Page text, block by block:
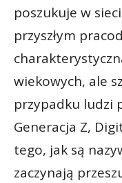
poszukuje w
przyszłym
wiekowych, ale
przypadku ludzi
Generacja Z,
tego, jak są
zaczynają